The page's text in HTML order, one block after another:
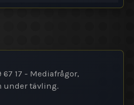
17 - Mediafrågor,
under tävling.